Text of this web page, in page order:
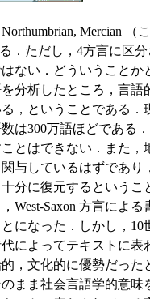
Mercian （
．ただし，4方言に区
ない．どういうこと
分析したところ，言
，ということである
は300万語ほどである
とはできない．また
与しているはずであ
分に復元するという
West-Saxon 方言によ
になった．しかし，
によってテキストに
，文化的に優勢だっ
まま社会言語学的意